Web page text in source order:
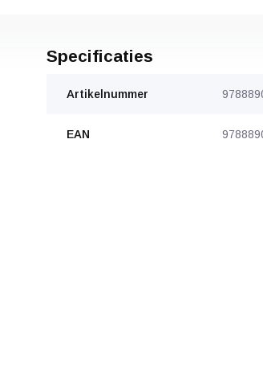
Specificaties
Artikelnummer
EAN